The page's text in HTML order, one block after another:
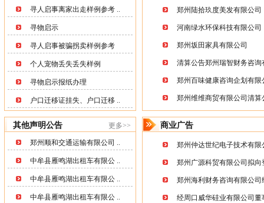
寻物启示报纸办理
户口迁移证挂失、户口迁移 ..
郑州百味健康咨询企划有限
郑州维维商贸有限公司清算
其他声明公告
郑州顺和交通运输有限公司 ..
中牟县雁鸣湖出租车有限公 ..
中牟县雁鸣湖出租车有限公 ..
中牟县雁鸣湖出租车有限公 ..
中牟县雁鸣湖出租车有限公 ..
席红军出租车豫AT4629
席红军出租车豫AT4629
商业广告
郑州仲达世纪电子技术有
郑州广源科贸有限公司拟
经周口威华硅业有限公司
我公司郑州建成商贸有限公
原郑州翔宇伟业广告传媒有
河南台兴房产有限公司